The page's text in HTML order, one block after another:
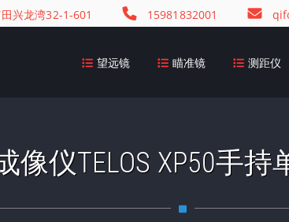
兴龙湾32-1-601 15981832001
望远镜 瞄准镜 测距仪
像仪TELOS XP50手